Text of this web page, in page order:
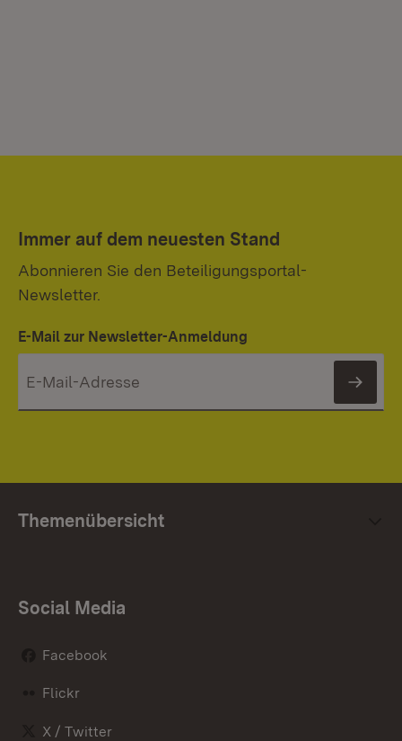
Immer auf dem neuesten Stand
Abonnieren Sie den Beteiligungsportal-
Newsletter.
E-Mail zur Newsletter-Anmeldung
Themenübersicht
Social Media
Facebook
Flickr
X / Twitter